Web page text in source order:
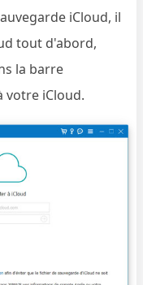
iCloud, il
tout d'abord,
la barre
votre iCloud.